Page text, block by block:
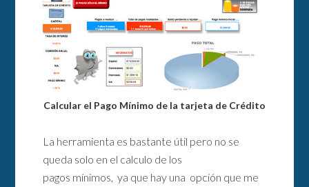
Calcular el Pago Mínimo de la tarjeta de Crédito
La herramienta es bastante útil pero no se
queda solo en el calculo de los
pagos mínimos, ya que hay una opción que me